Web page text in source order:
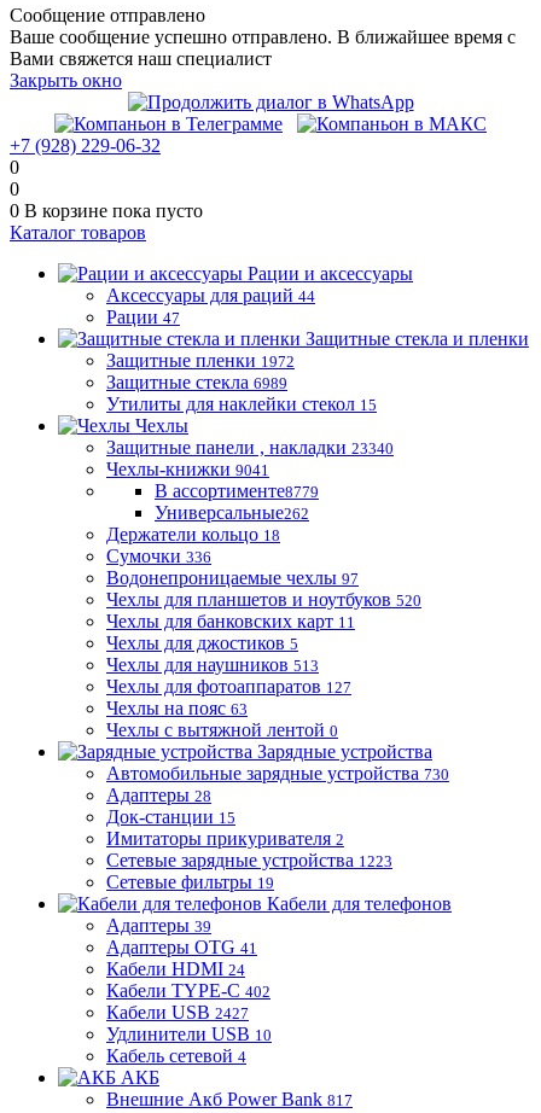
Сообщение отправлено
Ваше сообщение успешно отправлено. В ближайшее время с
Вами свяжется наш специалист
Закрыть окно
+7 (928) 229-06-32
0
0
0 В корзине пока пусто
Каталог товаров
Рации и аксессуары
Аксессуары для раций 44
Рации 47
Защитные стекла и пленки
Защитные пленки 1972
Защитные стекла 6989
Утилиты для наклейки стекол 15
Чехлы
Защитные панели , накладки 23340
Чехлы-книжки 9041
В ассортименте8779
Универсальные262
Держатели кольцо 18
Сумочки 336
Водонепроницаемые чехлы 97
Чехлы для планшетов и ноутбуков 520
Чехлы для банковских карт 11
Чехлы для джостиков 5
Чехлы для наушников 513
Чехлы для фотоаппаратов 127
Чехлы на пояс 63
Чехлы с вытяжной лентой 0
Зарядные устройства
Автомобильные зарядные устройства 730
Адаптеры 28
Док-станции 15
Имитаторы прикуривателя 2
Сетевые зарядные устройства 1223
Сетевые фильтры 19
Кабели для телефонов
Адаптеры 39
Адаптеры OTG 41
Кабели HDMI 24
Кабели TYPE-C 402
Кабели USB 2427
Удлинители USB 10
Кабель сетевой 4
АКБ
Внешние Акб Power Bank 817